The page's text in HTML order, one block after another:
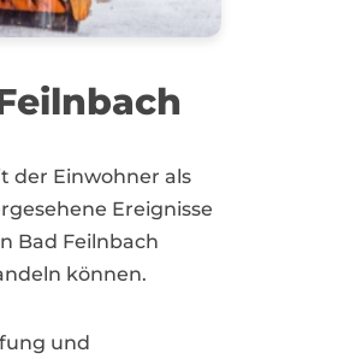
der Einwohner als
Ereignisse
Bad Feilnbach
können.
und